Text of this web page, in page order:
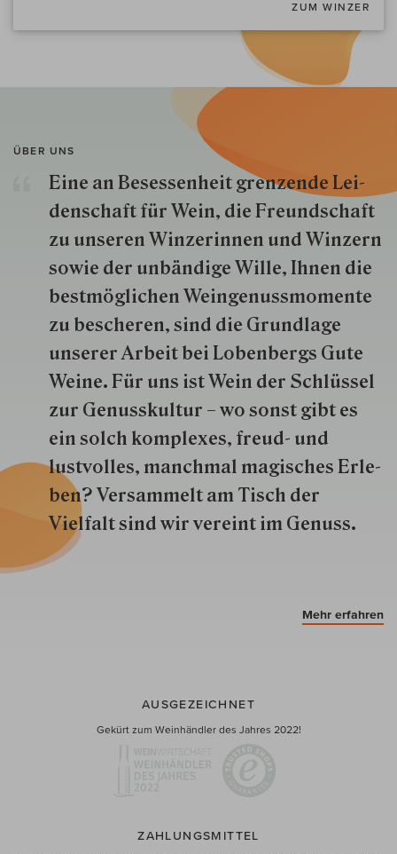
ZUM WINZER
ÜBER UNS
Eine an Besessenheit gren­zende Lei­
den­schaft für Wein, die Freund­schaft
zu unseren Win­zer­innen und Win­zern
so­wie der un­bän­dige Wille, Ihnen die
best­mög­lich­en Wein­genuss­momente
zu besche­ren, sind die Grund­lage
unserer Arbeit bei Lobenbergs Gute
Weine. Für uns ist Wein der Schlüs­sel
zur Genuss­kultur – wo sonst gibt es
ein solch kom­plexes, freud- und
lustvolles, manchmal ma­gisch­es Er­le­
ben? Versammelt am Tisch der
Vielfalt sind wir ver­eint im Genuss.
Mehr erfahren
AUSGEZEICHNET
Gekürt zum Weinhändler des Jahres 2022!
ZAHLUNGSMITTEL